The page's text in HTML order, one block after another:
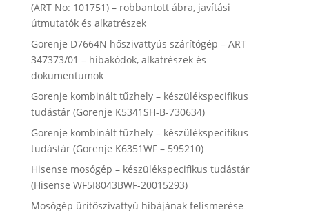
(ART No: 101751) – robbantott ábra, javítási
útmutatók és alkatrészek
Gorenje D7664N hőszivattyús szárítógép – ART
347373/01 – hibakódok, alkatrészek és
dokumentumok
Gorenje kombinált tűzhely – készülékspecifikus
tudástár (Gorenje K5341SH-B-730634)
Gorenje kombinált tűzhely – készülékspecifikus
tudástár (Gorenje K6351WF – 595210)
Hisense mosógép – készülékspecifikus tudástár
(Hisense WF5I8043BWF-20015293)
Mosógép ürítőszivattyú hibájának felismerése